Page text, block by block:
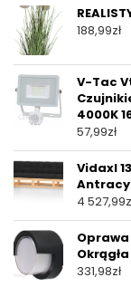
188,99zł
V-Tac
4000K
57,99zł
Vidaxl
4 527,99
Oprawa
331,98zł